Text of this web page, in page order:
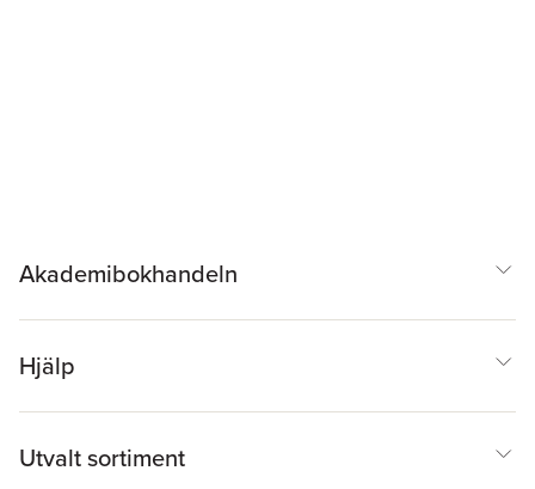
Akademibokhandeln
Hjälp
Utvalt sortiment